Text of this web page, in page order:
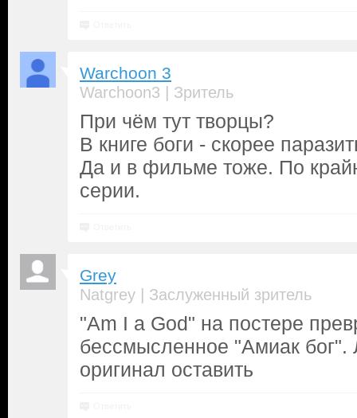
Warchoon 3
Warchoon3 | Зритель
При чём тут творцы?
В книге боги - скорее
Да и в фильме тоже. По
серии.
Grey
Natgrey | Заслуженный зритель
"Am I a God" на постере
бессмысленное "Амиак
оригинал оставить